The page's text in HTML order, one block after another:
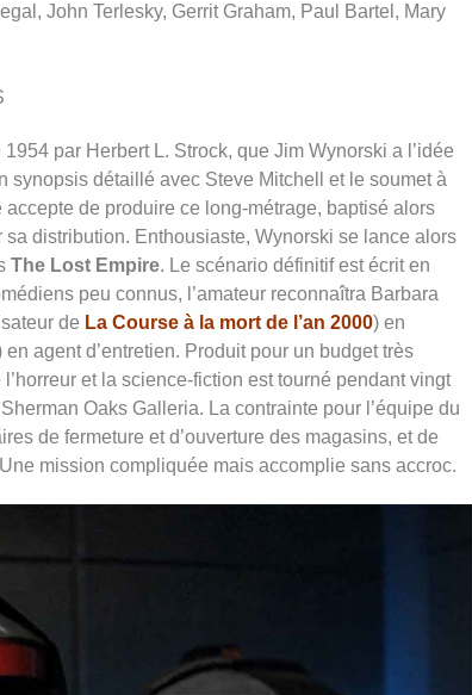
John Terlesky, Gerrit Graham, Paul Bartel, Mary
1954 par Herbert L. Strock, que Jim Wynorski a l’idée
synopsis détaillé avec Steve Mitchell et le soumet à
de produire ce long-métrage, baptisé alors
sa distribution. Enthousiaste, Wynorski se lance alors
The Lost Empire. Le scénario définitif est écrit en
peu connus, l’amateur reconnaîtra Barbara
de La Course à la mort de l’an 2000) en
agent d’entretien. Produit pour un budget très
et la science-fiction est tourné pendant vingt
Oaks Galleria. La contrainte pour l’équipe du
de fermeture et d’ouverture des magasins, et de
mission compliquée mais accomplie sans accroc.